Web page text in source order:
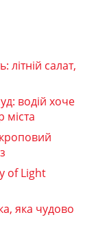
літній салат,
водій хоче
міста
of Light
яка чудово